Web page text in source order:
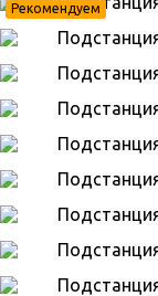
Рекомендуем